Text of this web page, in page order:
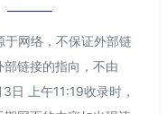
网络，不保证外部链
链接的指向，不由
日 上午11:19收录时，